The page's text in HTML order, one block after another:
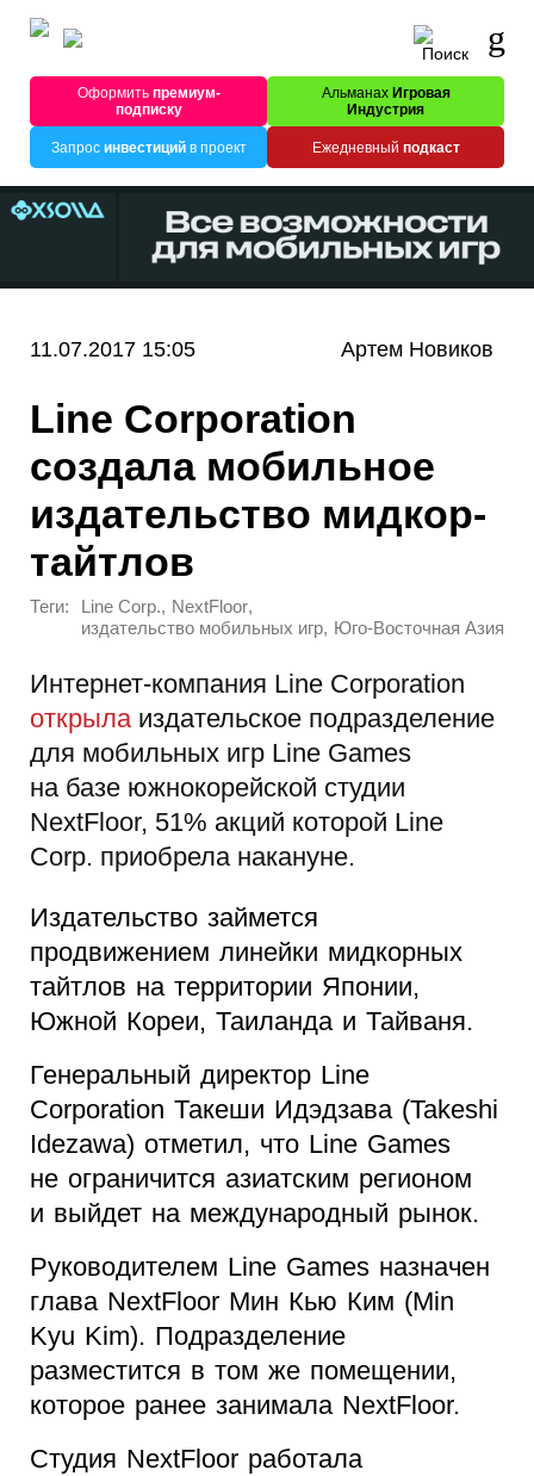
Оформитьпремиум-
подписку
Альманах Игровая
Индустрия
Запрос инвестицийв проект Ежедневный подкаст
11.07.2017 15:05 Артем Новиков
Line Corporation
создала мобильное
издательство мидкор-
тайтлов
Теги: Line Corp., NextFloor,
издательство мобильных игр, Юго-Восточная Азия
Интернет-компания Line Corporation
открыла издательское подразделение
для мобильных игр Line Games
на базе южнокорейской студии
NextFloor, 51% акций которой Line
Corp. приобрела накануне.
Издательство займется
продвижением линейки мидкорных
тайтлов на территории Японии,
Южной Кореи, Таиланда и Тайваня.
Генеральный директор Line
Corporation Такеши Идэдзава (Takeshi
Idezawa) отметил, что Line Games
не ограничится азиатским регионом
и выйдет на международный рынок.
Руководителем Line Games назначен
глава NextFloor Мин Кью Ким (Min
Kyu Kim). Подразделение
разместится в том же помещении,
которое ранее занимала NextFloor.
Студия NextFloor работала